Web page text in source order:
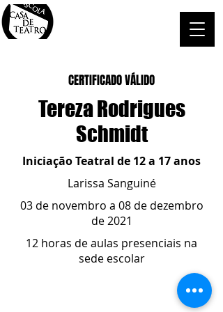
CERTIFICADO VÁLIDO
Tereza Rodrigues
Schmidt
Iniciação Teatral de 12 a 17 anos
Larissa Sanguiné
03 de novembro a 08 de dezembro
de 2021
12 horas de aulas presenciais na
sede escolar
ESCOLA CASA DE TEATRO